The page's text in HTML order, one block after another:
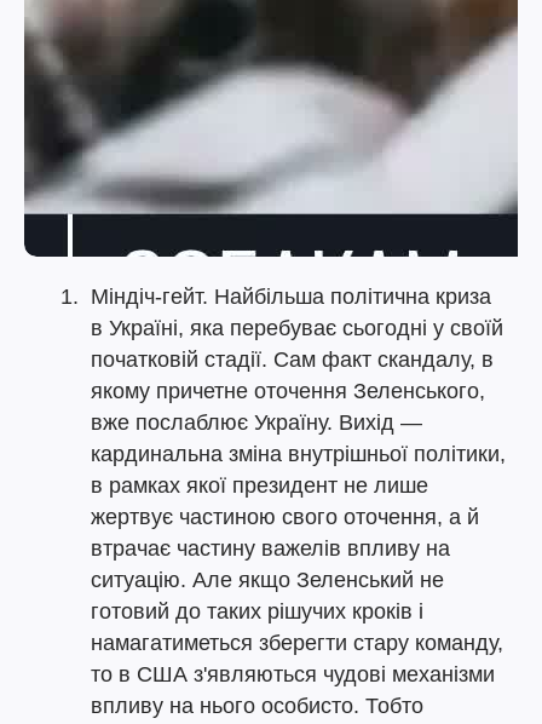
Міндіч-гейт. Найбільша політична криза
в Україні, яка перебуває сьогодні у своїй
початковій стадії. Сам факт скандалу, в
якому причетне оточення Зеленського,
вже послаблює Україну. Вихід —
кардинальна зміна внутрішньої політики,
в рамках якої президент не лише
жертвує частиною свого оточення, а й
втрачає частину важелів впливу на
ситуацію. Але якщо Зеленський не
готовий до таких рішучих кроків і
намагатиметься зберегти стару команду,
то в США з'являються чудові механізми
впливу на нього особисто. Тобто